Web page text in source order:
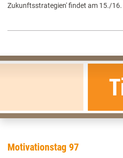
Zukunftsstrategien' findet am 15./16.
Motivationstag 97